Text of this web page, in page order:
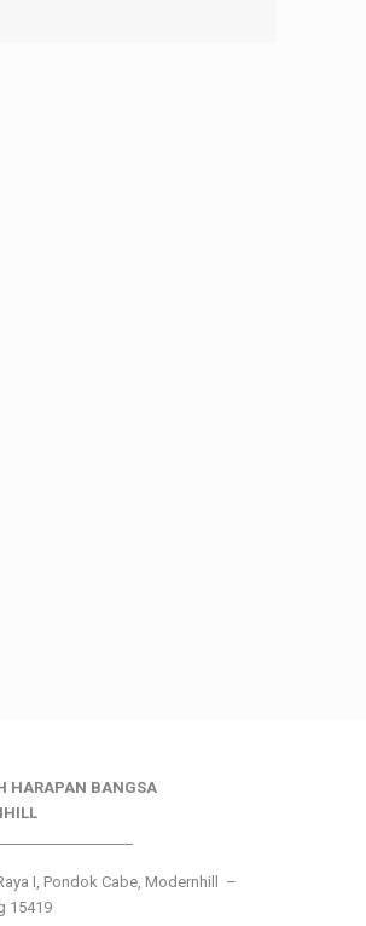
HARAPAN BANGSA
I, Pondok Cabe, Modernhill –
15419